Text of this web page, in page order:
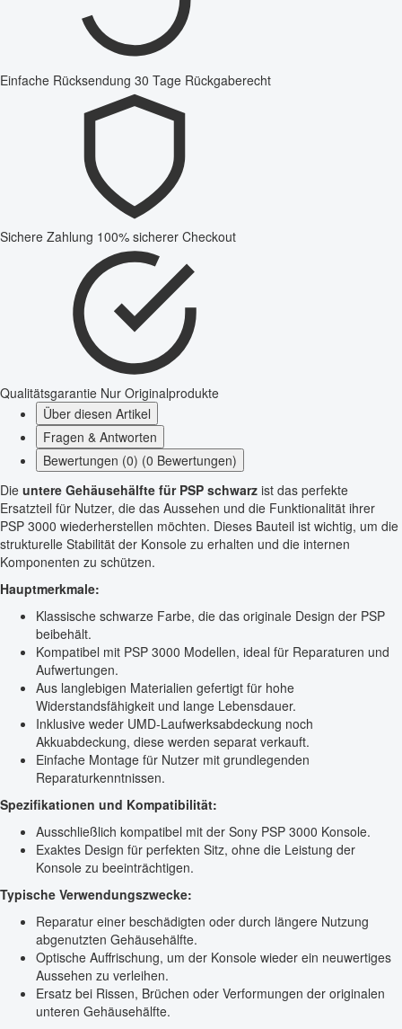
Einfache Rücksendung 30 Tage Rückgaberecht
Sichere Zahlung 100% sicherer Checkout
Qualitätsgarantie Nur Originalprodukte
Über diesen Artikel
Fragen & Antworten
Bewertungen (0) (0 Bewertungen)
Die untere Gehäusehälfte für PSP schwarz ist das perfekte
Ersatzteil für Nutzer, die das Aussehen und die Funktionalität ihrer
PSP 3000 wiederherstellen möchten. Dieses Bauteil ist wichtig, um die
strukturelle Stabilität der Konsole zu erhalten und die internen
Komponenten zu schützen.
Hauptmerkmale:
Klassische schwarze Farbe, die das originale Design der PSP
beibehält.
Kompatibel mit PSP 3000 Modellen, ideal für Reparaturen und
Aufwertungen.
Aus langlebigen Materialien gefertigt für hohe
Widerstandsfähigkeit und lange Lebensdauer.
Inklusive weder UMD-Laufwerksabdeckung noch
Akkuabdeckung, diese werden separat verkauft.
Einfache Montage für Nutzer mit grundlegenden
Reparaturkenntnissen.
Spezifikationen und Kompatibilität:
Ausschließlich kompatibel mit der Sony PSP 3000 Konsole.
Exaktes Design für perfekten Sitz, ohne die Leistung der
Konsole zu beeinträchtigen.
Typische Verwendungszwecke:
Reparatur einer beschädigten oder durch längere Nutzung
abgenutzten Gehäusehälfte.
Optische Auffrischung, um der Konsole wieder ein neuwertiges
Aussehen zu verleihen.
Ersatz bei Rissen, Brüchen oder Verformungen der originalen
unteren Gehäusehälfte.